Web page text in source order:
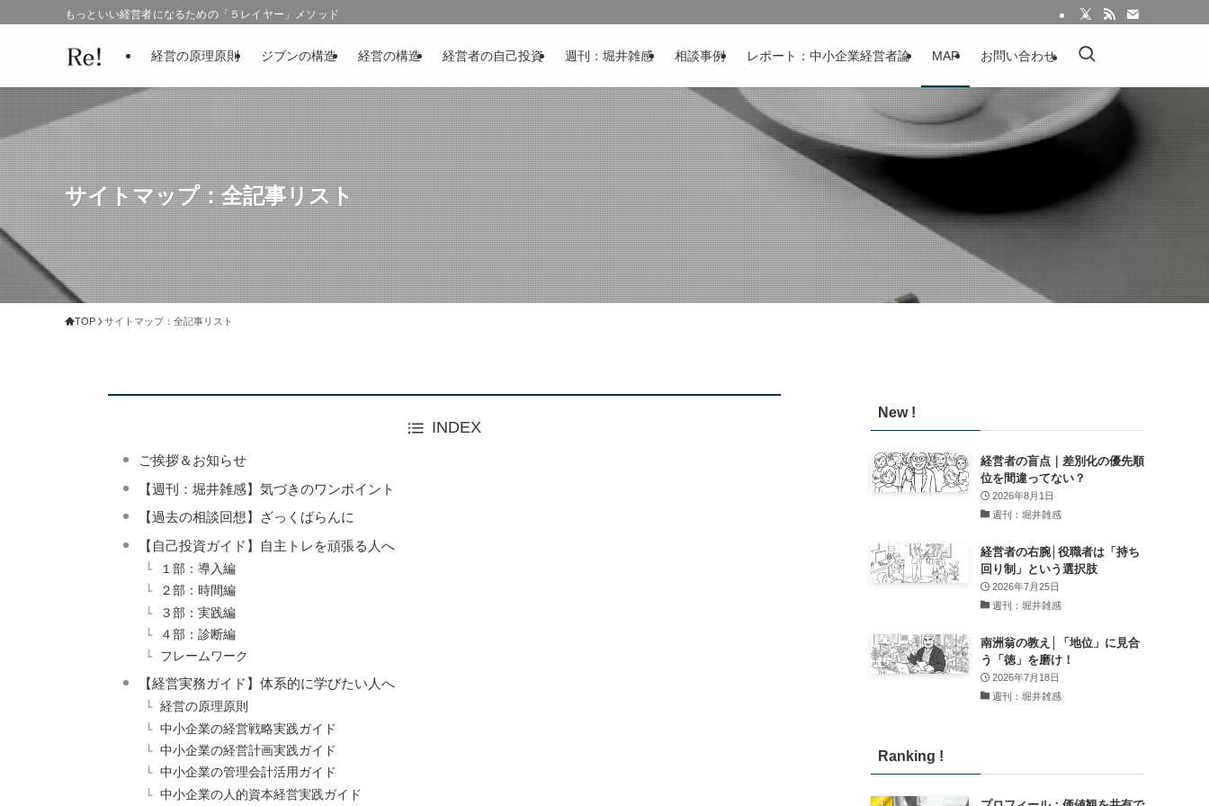
もっといい経営者になるための「５レイヤー」メソッド
経営の原理原則 ジブンの構造 経営の構造 経営者の自己投資 週刊：堀井雑感 相談事例 レポート：中小企業経営者論 MAP お問い合わせ
サイトマップ：全記事リスト
TOP サイトマップ：全記事リスト
INDEX
ご挨拶＆お知らせ
【週刊：堀井雑感】気づきのワンポイント
【過去の相談回想】ざっくばらんに
【自己投資ガイド】自主トレを頑張る人へ
１部：導入編
２部：時間編
３部：実践編
４部：診断編
フレームワーク
【経営実務ガイド】体系的に学びたい人へ
経営の原理原則
中小企業の経営戦略実践ガイド
中小企業の経営計画実践ガイド
中小企業の管理会計活用ガイド
中小企業の人的資本経営実践ガイド
New !
経営者の盲点｜差別化の優先順
位を間違ってない？
2026年8月1日
週刊：堀井雑感
経営者の右腕│役職者は「持ち
回り制」という選択肢
2026年7月25日
週刊：堀井雑感
南洲翁の教え│「地位」に見合
う「徳」を磨け！
2026年7月18日
週刊：堀井雑感
Ranking !